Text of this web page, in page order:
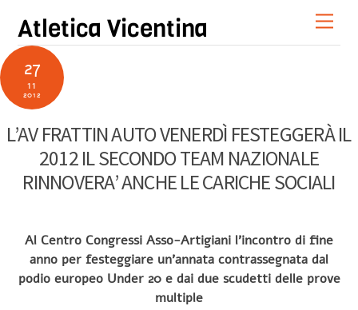
content
Atletica Vicentina
27
11
2012
L’AV FRATTIN AUTO VENERDÌ FESTEGGERÀ IL
2012 IL SECONDO TEAM NAZIONALE
RINNOVERA’ ANCHE LE CARICHE SOCIALI
Al Centro Congressi Asso-Artigiani l’incontro di fine
anno per festeggiare un’annata contrassegnata dal
podio europeo Under 20 e dai due scudetti delle prove
multiple